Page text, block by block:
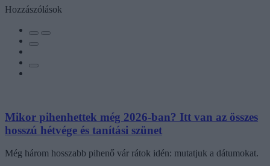
Hozzászólások
Mikor pihenhettek még 2026-ban? Itt van az összes
hosszú hétvége és tanítási szünet
Még három hosszabb pihenő vár rátok idén: mutatjuk a dátumokat.